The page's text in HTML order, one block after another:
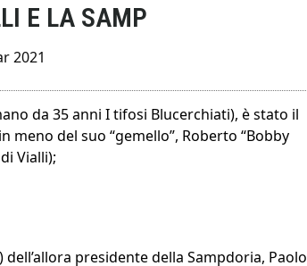
E LA SAMP
2021
da 35 anni I tifosi Blucerchiati), è stato il
del suo “gemello”, Roberto “Bobby
Vialli);
presidente della Sampdoria, Paolo